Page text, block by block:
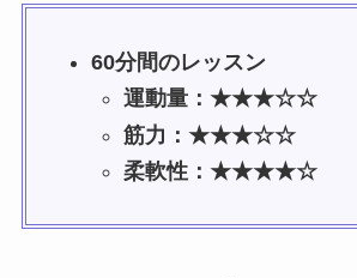
60分間のレッスン
運動量：★★★☆☆
筋力：★★★☆☆
柔軟性：★★★★☆